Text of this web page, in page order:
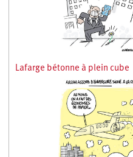
Lafarge bétonne à plein cube